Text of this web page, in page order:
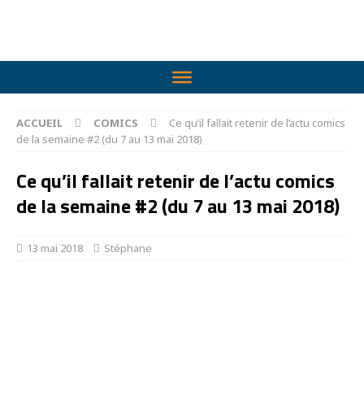
ACCUEIL COMICS
Ce qu’il fallait retenir de l’actu comics
de la semaine #2 (du 7 au 13 mai 2018)
Ce qu’il fallait retenir de l’actu comics
de la semaine #2 (du 7 au 13 mai 2018)
13 mai 2018 Stéphane